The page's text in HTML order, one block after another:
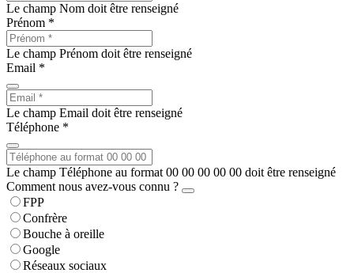
Le champ Nom doit être renseigné
Prénom *
Le champ Prénom doit être renseigné
Email *
Le champ Email doit être renseigné
Téléphone *
Le champ Téléphone au format 00 00 00 00 00 doit être renseigné
Comment nous avez-vous connu ?
FPP
Confrère
Bouche à oreille
Google
Réseaux sociaux